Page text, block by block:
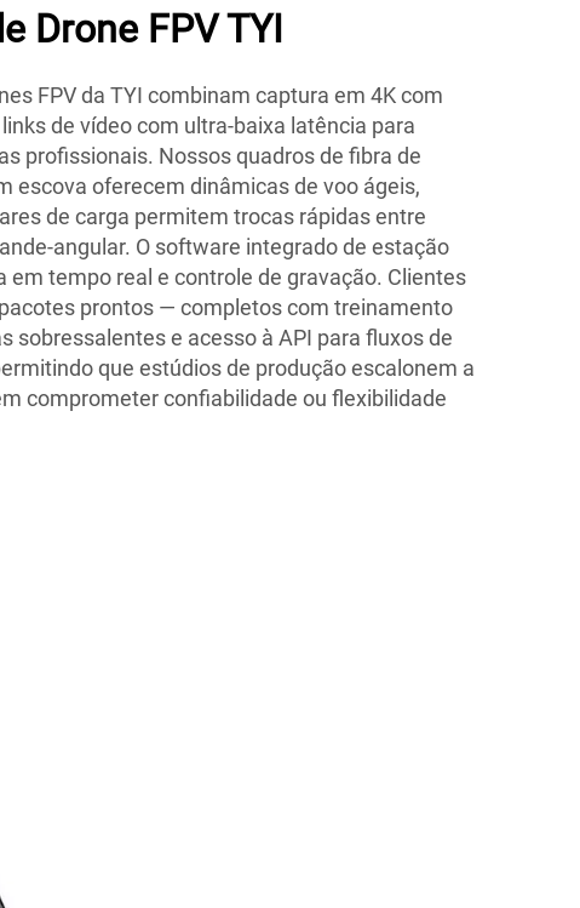
Drone FPV TYI
FPV da TYI combinam captura em 4K com
de vídeo com ultra-baixa latência para
profissionais. Nossos quadros de fibra de
escova oferecem dinâmicas de voo ágeis,
de carga permitem trocas rápidas entre
angular. O software integrado de estação
em tempo real e controle de gravação. Clientes
prontos — completos com treinamento
sobressalentes e acesso à API para fluxos de
que estúdios de produção escalonem a
comprometer confiabilidade ou flexibilidade